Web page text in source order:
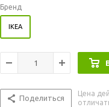
Бренд
IKEA
Поделиться
Цена